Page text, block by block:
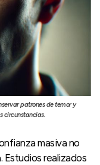
patrones de temor y
circunstancias.
masiva no
Estudios realizados